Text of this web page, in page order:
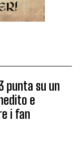
punta su un
e
i fan